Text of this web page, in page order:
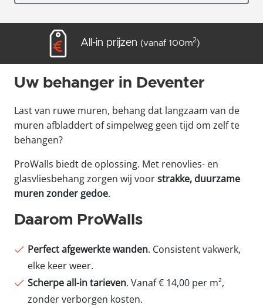
All-in prijzen (vanaf 100m2)
2
A-merk producten
Uw behanger in Deventer
Last van ruwe muren, behang dat langzaam van de
muren afbladdert of simpelweg geen tijd om zelf te
behangen?
ProWalls biedt de oplossing. Met renovlies- en
glasvliesbehang zorgen wij voorstrakke, duurzame
muren zonder gedoe.
Daarom ProWalls
Perfect afgewerkte wanden. Consistent vakwerk,
elke keer weer.
Scherpe all-in tarieven. Vanaf € 14,00 per m²,
zonder verborgen kosten.